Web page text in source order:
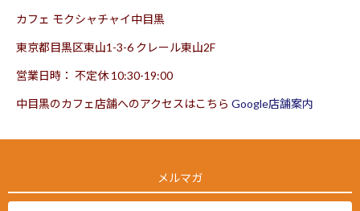
カフェ モクシャチャイ中目黒
東京都目黒区東山1-3-6 クレール東山2F
営業日時： 不定休 10:30-19:00
中目黒のカフェ店舗へのアクセスはこちら Google店舗案内
メルマガ